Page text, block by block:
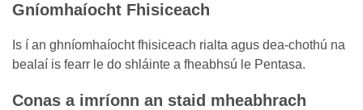
Gníomhaíocht Fhisiceach
Is í an ghníomhaíocht fhisiceach rialta agus dea-chothú na
bealaí is fearr le do shláinte a fheabhsú le Pentasa.
Conas a imríonn an staid mheabhrach